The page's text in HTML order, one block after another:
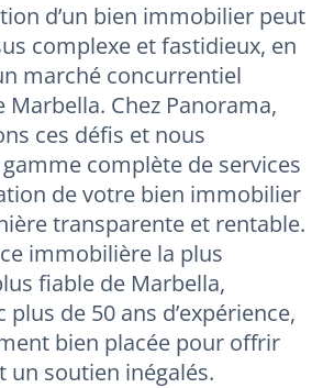
d’un bien immobilier peut
complexe et fastidieux, en
marché concurrentiel
Chez Panorama,
ces défis et nous
complète de services
de votre bien immobilier
transparente et rentable.
immobilière la plus
fiable de Marbella,
plus de 50 ans d’expérience,
bien placée pour offrir
un soutien inégalés.